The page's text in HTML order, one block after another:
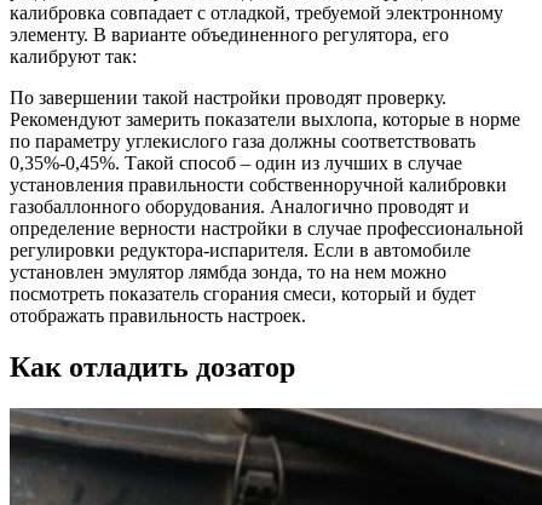
калибровка совпадает с отладкой, требуемой электронному
элементу. В варианте объединенного регулятора, его
калибруют так:
По завершении такой настройки проводят проверку.
Рекомендуют замерить показатели выхлопа, которые в норме
по параметру углекислого газа должны соответствовать
0,35%-0,45%. Такой способ – один из лучших в случае
установления правильности собственноручной калибровки
газобаллонного оборудования. Аналогично проводят и
определение верности настройки в случае профессиональной
регулировки редуктора-испарителя. Если в автомобиле
установлен эмулятор лямбда зонда, то на нем можно
посмотреть показатель сгорания смеси, который и будет
отображать правильность настроек.
Как отладить дозатор